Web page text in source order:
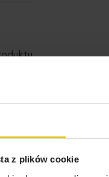
z plików cookie